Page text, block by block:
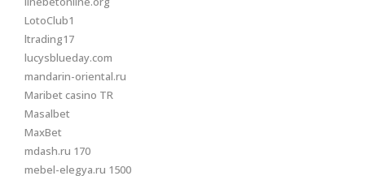
LotoClub1
ltrading17
lucysblueday.com
mandarin-oriental.ru
Maribet casino TR
Masalbet
MaxBet
mdash.ru 170
mebel-elegya.ru 1500